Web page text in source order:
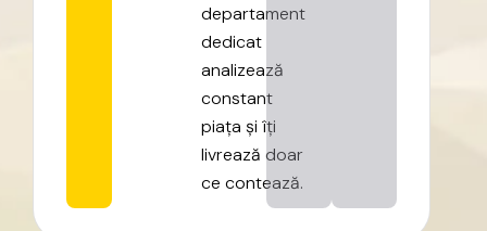
departament
dedicat
analizează
constant
piața și îți
livrează doar
ce contează.